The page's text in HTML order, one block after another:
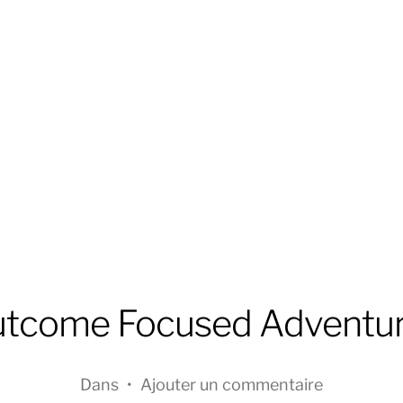
Focused
Dans • Ajouter un commentaire